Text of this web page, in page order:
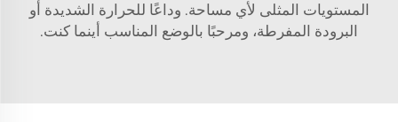
المستويات المثلى لأي مساحة. وداعًا للحرارة الشديدة أو
البرودة المفرطة، ومرحبًا بالوضع المناسب أينما كنت.